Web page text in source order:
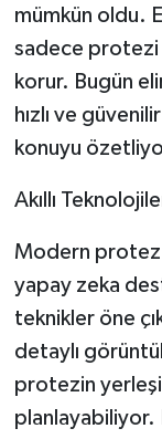
mümkün oldu.
sadece protezi
korur. Bugün
hızlı ve
konuyu
Akıllı
Modern protez
yapay zeka
teknikler öne
detaylı
protezin
planlayabiliyor.